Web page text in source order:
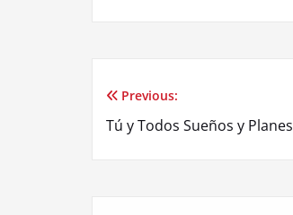
Post
Previous:
Tú y Todos Sueños y Planes